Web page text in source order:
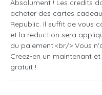
Absolument ! Les credits
acheter des cartes
Republic. Il suffit de vous
et la reduction sera
du paiement.<br/> Vous
Creez-en un maintenant
gratuit !